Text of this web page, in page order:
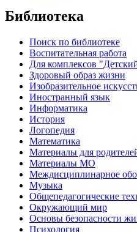
Библиотека
Поиск по библиотеке
Воспитательная работа
Для комплексов
Здоровый образ жизни
Изобразительное
Иностранный язык
Информатика
История
Логопедия
Математика
Материалы для
Материалы МО
Междисциплинарное
Музыка
Общепедагогические
Окружающий мир
Основы безопасности
Психология